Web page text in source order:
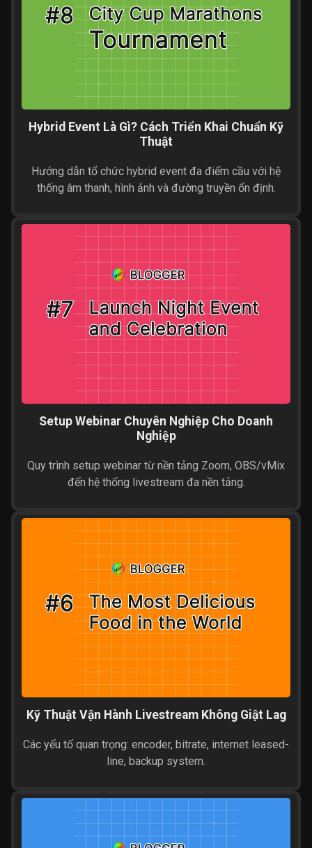
Hybrid Event Là Gì? Cách Triển Khai Chuẩn Kỹ
Thuật
Hướng dẫn tổ chức hybrid event đa điểm cầu với hệ
thống âm thanh, hình ảnh và đường truyền ổn định.
Setup Webinar Chuyên Nghiệp Cho Doanh
Nghiệp
Quy trình setup webinar từ nền tảng Zoom, OBS/vMix
đến hệ thống livestream đa nền tảng.
Kỹ Thuật Vận Hành Livestream Không Giật Lag
Các yếu tố quan trọng: encoder, bitrate, internet leased-
line, backup system.